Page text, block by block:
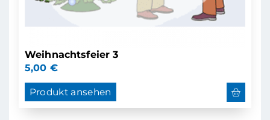
Weihnachtsfeier 3
5,00 €
Produkt ansehen